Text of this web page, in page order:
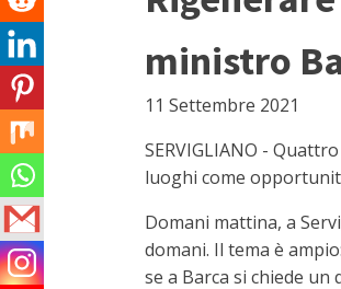
ministro
11 Settembre 2021
SERVIGLIANO -
luoghi come
Domani mattina, a
domani. Il tema è
se a Barca si chiede un